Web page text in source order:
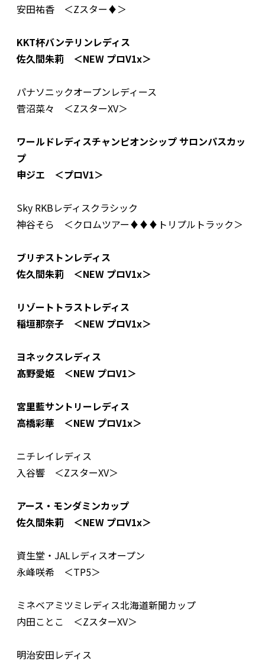
安田祐香 ＜Zスター♦︎＞
KKT杯バンテリンレディス
佐久間朱莉 ＜NEW プロV1x＞
パナソニックオープンレディース
菅沼菜々 ＜ZスターXV＞
ワールドレディスチャンピオンシップ サロンパスカッ
プ
申ジエ ＜プロV1＞
Sky RKBレディスクラシック
神谷そら ＜クロムツアー♦︎♦︎♦︎トリプルトラック＞
ブリヂストンレディス
佐久間朱莉 ＜NEW プロV1x＞
リゾートトラストレディス
稲垣那奈子 ＜NEW プロV1x＞
ヨネックスレディス
髙野愛姫 ＜NEW プロV1＞
宮里藍サントリーレディス
高橋彩華 ＜NEW プロV1x＞
ニチレイレディス
入谷響 ＜ZスターXV＞
アース・モンダミンカップ
佐久間朱莉 ＜NEW プロV1x＞
資生堂・JALレディスオープン
永峰咲希 ＜TP5＞
ミネベアミツミレディス北海道新聞カップ
内田ことこ ＜ZスターXV＞
明治安田レディス